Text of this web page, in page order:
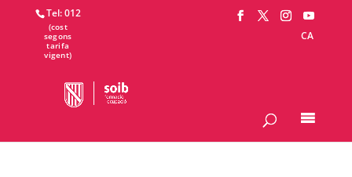
Tel: 012
CA